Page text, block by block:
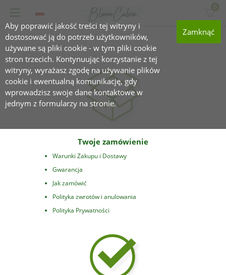
Aby poprawić jakość treści tej witryny i
dostosować ją do potrzeb użytkowników,
używane są pliki cookie - w tym pliki cookie
stron trzecich. Kontynuując korzystanie z tej
witryny, wyrażasz zgodę na używanie plików
cookie i ewentualną komunikację, gdy
wprowadzisz swoje dane kontaktowe w
jednym z formularzy na stronie.
Zamknąć
0
Twoje zamówienie
Warunki Zakupu i Dostawy
Gwarancja
Jak zamówić
Polityka zwrotów i anulowania
Polityka Prywatności